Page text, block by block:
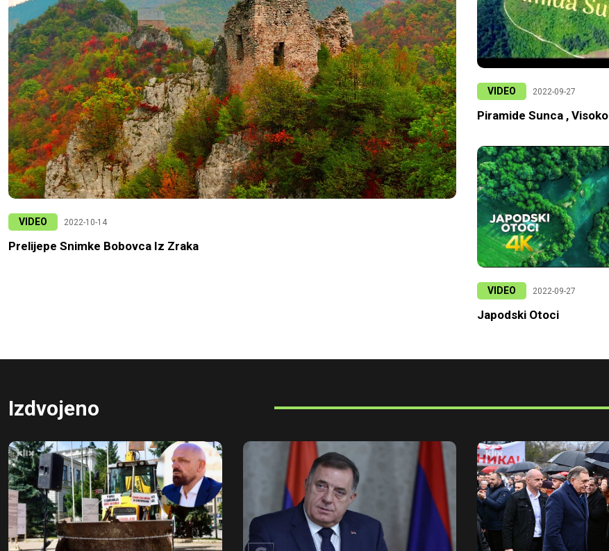
VIDEO 2022-10-14
Prelijepe Snimke Bobovca Iz Zraka
VIDEO 2022-09-27
Piramide Sunca , Visoko
VIDEO 2022-09-27
Japodski Otoci
Izdvojeno